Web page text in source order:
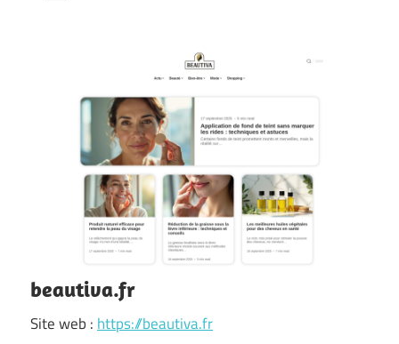
beautiva.fr
Site web : https://beautiva.fr